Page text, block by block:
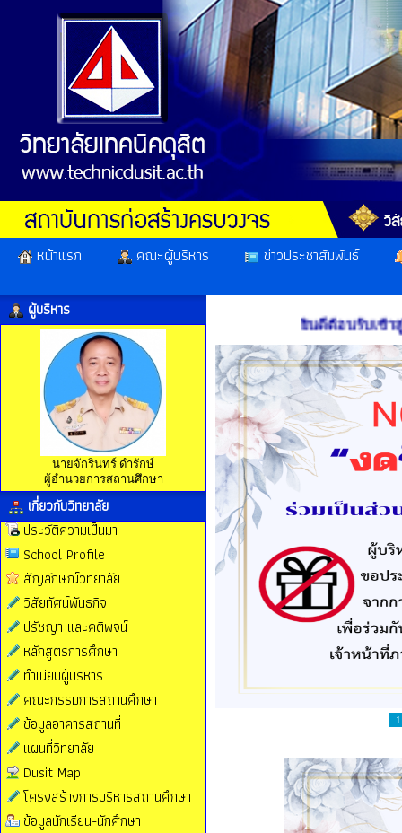
หน้าแรก คณะผู้บริหาร ข่าวประชาสัมพันธ์
ผู้บริหาร
นายจักรินทร์ ดำรักษ์
ผู้อำนวยการสถานศึกษา
เกี่ยวกับวิทยาลัย
ประวัติความเป็นมา
School Profile
สัญลักษณ์วิทยาลัย
วิสัยทัศน์พันธกิจ
ปรัชญา และคติพจน์
หลักสูตรการศึกษา
ทำเนียบผู้บริหาร
คณะกรรมการสถานศึกษา
ข้อมูลอาคารสถานที่
แผนที่วิทยาลัย
Dusit Map
โครงสร้างการบริหารสถานศึกษา
ข้อมูลนักเรียน-นักศึกษา
ยินดีต้อนรับเข้าสู่เว็บ
1